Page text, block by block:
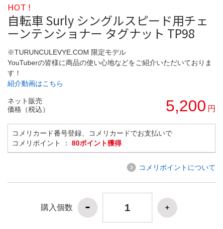
HOT !
自転車 Surly シングルスピード用チェ
ーンテンショナー タグナット TP98
※TURUNCULEVYE.COM 限定モデル
YouTuberの皆様に商品の使い心地などをご紹介いただいておりま
す！
紹介動画はこちら
ネット販売
価格（税込）
5,200 円
コメリカード番号登録、コメリカードでお支払いで
コメリポイント ： 80ポイント獲得
コメリポイントについて
購入個数